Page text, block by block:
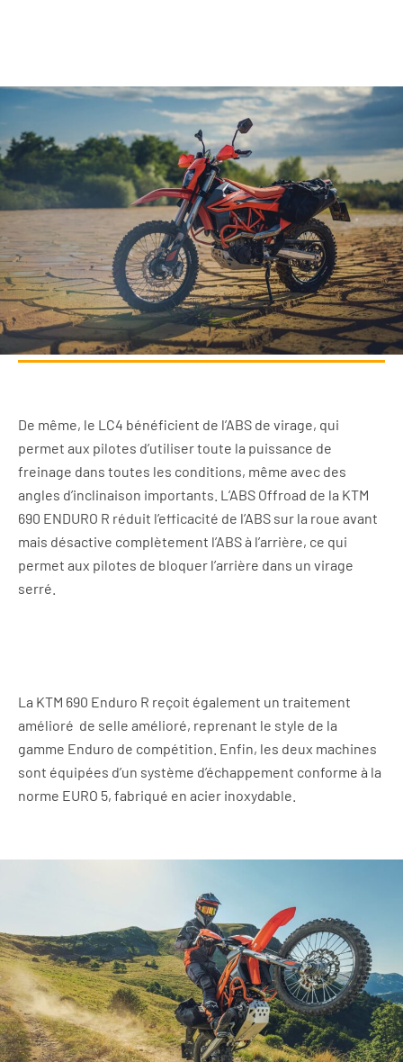
De même, le LC4 bénéficient de l’ABS de virage, qui
permet aux pilotes d’utiliser toute la puissance de
freinage dans toutes les conditions, même avec des
angles d’inclinaison importants. L’ABS Offroad de la KTM
690 ENDURO R réduit l’efficacité de l’ABS sur la roue avant
mais désactive complètement l’ABS à l’arrière, ce qui
permet aux pilotes de bloquer l’arrière dans un virage
serré.
La KTM 690 Enduro R reçoit également un traitement
amélioré de selle amélioré, reprenant le style de la
gamme Enduro de compétition. Enfin, les deux machines
sont équipées d’un système d’échappement conforme à la
norme EURO 5, fabriqué en acier inoxydable.